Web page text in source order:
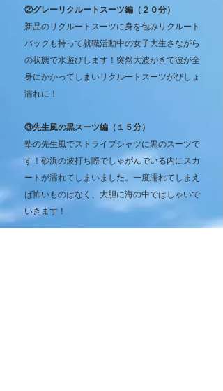
②グレーリクルートスーツ編（２０分）
新品のリクルートスーツに身を包みリクルート
バックも持って就職活動中の女子大生さながら
の状態で水遊びします！突然大波がきて波が全
身にかかってしまいリクルートスーツがびしょ
濡れに！
③先生風の黒スーツ編（１５分）
塾の先生風でストライプシャツに黒のスーツで
す！砂浜の波打ち際でしゃがんでいる内にスカ
ートが濡れてしまいました。一度濡れてしまえ
ば怖いものはなく、大胆に海の中ではしゃいで
いきます！